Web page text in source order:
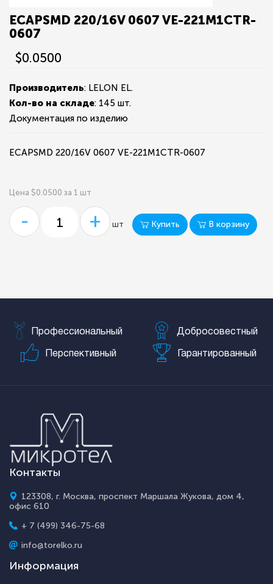
ECAPSMD 220/16V 0607 VE-221M1CTR-
0607
$0.0500
Производитель: LELON EL.
Кол-во на складе: 145 шт.
Документация по изделию
ECAPSMD 220/16V 0607 VE-221M1CTR-0607
Цена $0.0500 за 1 шт
- + шт Купить В корзину
Профессиональный Добросовестный
Перспективный Гарантированный
Контакты
123308, г. Москва, проспект Маршала Жукова, дом 4,
офис 610
+ 7 (499) 346-75-68
info@torelko.ru
Информация